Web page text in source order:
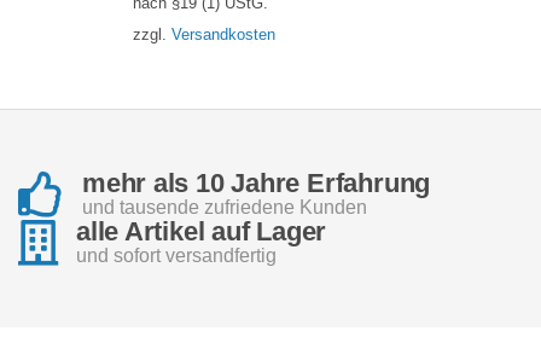
48,90 €39,90 €.
zzgl. Versandkosten
mehr als 10 Jahre Erfahrung
und tausende zufriedene Kunden
alle Artikel auf Lager
und sofort versandfertig